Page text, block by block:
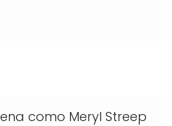
como Meryl Streep